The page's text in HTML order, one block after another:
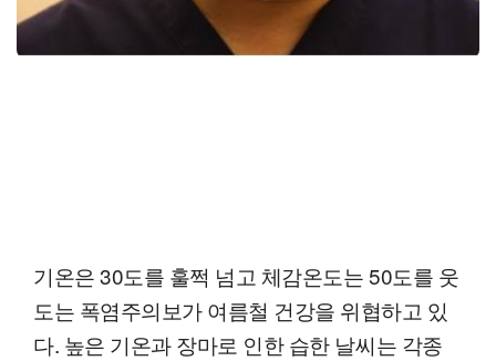
기온은 30도를 훌쩍 넘고 체감온도는 50도를 웃
도는 폭염주의보가 여름철 건강을 위협하고 있
다. 높은 기온과 장마로 인한 습한 날씨는 각종